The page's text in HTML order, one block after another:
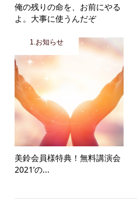
俺の残りの命を、お前にやる
よ。大事に使うんだぞ
1.お知らせ
美鈴会員様特典！無料講演会
2021’の...